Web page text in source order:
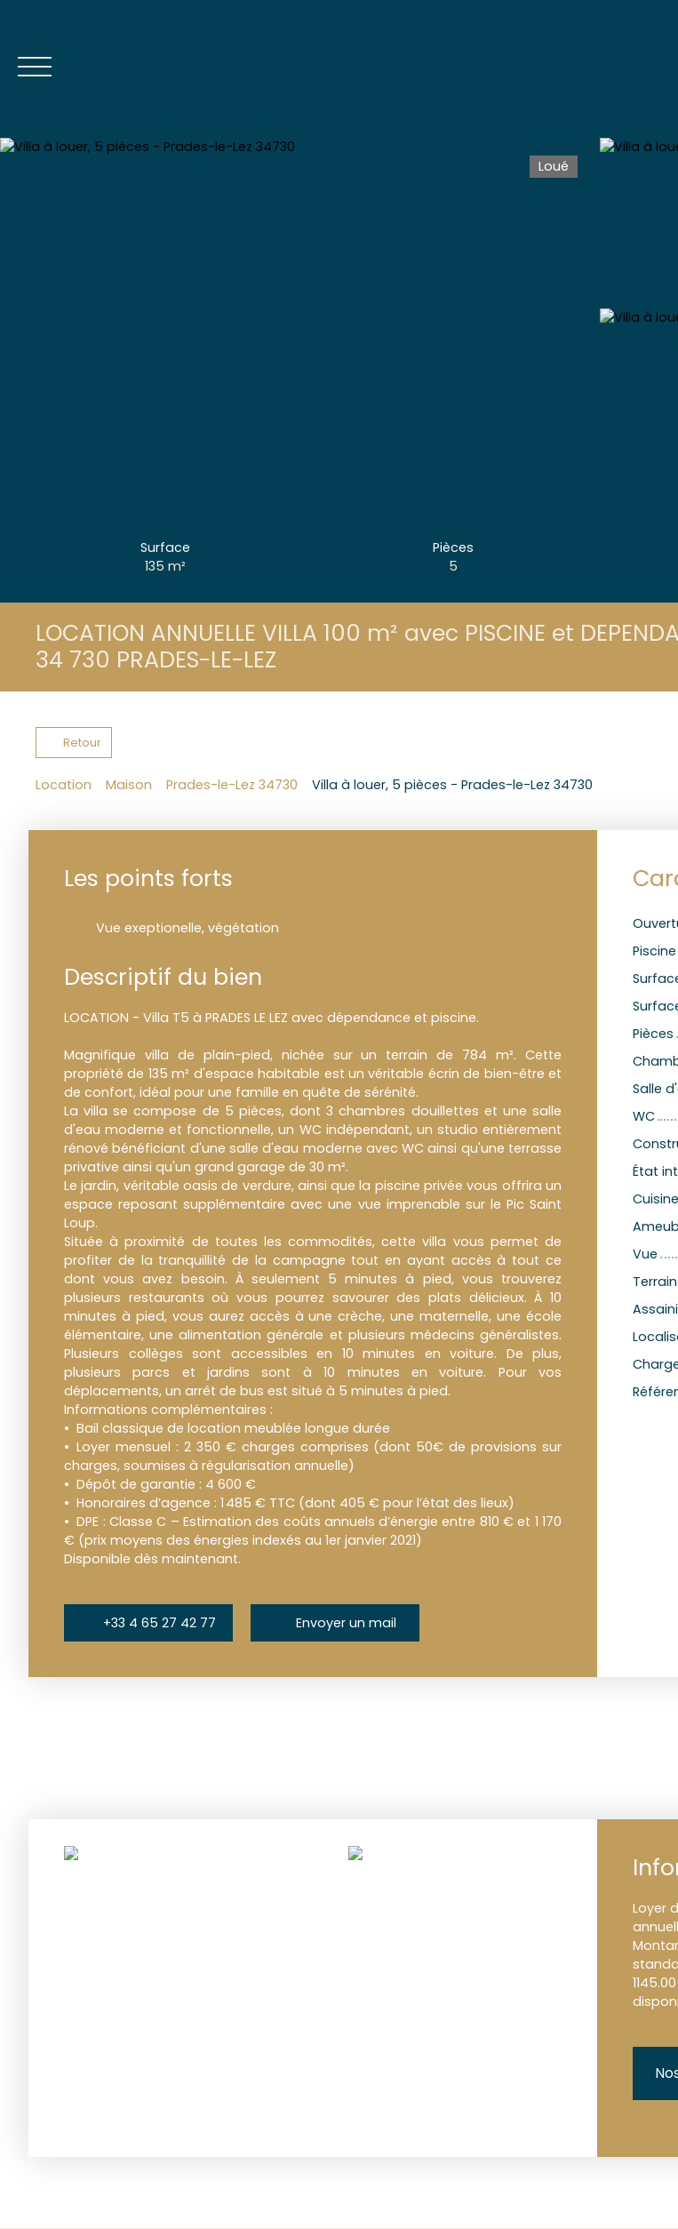
Acheter
Loué
Surface
135m²
Pièces
5
LOCATION ANNUELLE VILLA 100 m² avec PISCINE et
34 730 PRADES-LE-LEZ
Retour
Location Maison Prades-le-Lez 34730 Villa à louer, 5 pièces - Prades-le-Lez 34730
Les points forts
Vue exeptionelle, végétation
Descriptif du bien
LOCATION - Villa T5 à PRADES LE LEZ avec dépendance et piscine.
Magnifique villa de plain-pied, nichée sur un terrain de 784 m². Cette
propriété de 135 m² d'espace habitable est un véritable écrin de bien-être et
de confort, idéal pour une famille en quête de sérénité.
La villa se compose de 5 pièces, dont 3 chambres douillettes et une salle
d'eau moderne et fonctionnelle, un WC indépendant, un studio entièrement
rénové bénéficiant d'une salle d'eau moderne avec WC ainsi qu'une terrasse
privative ainsi qu'un grand garage de 30 m².
Le jardin, véritable oasis de verdure, ainsi que la piscine privée vous offrira un
espace reposant supplémentaire avec une vue imprenable sur le Pic Saint
Loup.
Située à proximité de toutes les commodités, cette villa vous permet de
profiter de la tranquillité de la campagne tout en ayant accès à tout ce
dont vous avez besoin. À seulement 5 minutes à pied, vous trouverez
plusieurs restaurants où vous pourrez savourer des plats délicieux. À 10
minutes à pied, vous aurez accès à une crèche, une maternelle, une école
élémentaire, une alimentation générale et plusieurs médecins généralistes.
Plusieurs collèges sont accessibles en 10 minutes en voiture. De plus,
plusieurs parcs et jardins sont à 10 minutes en voiture. Pour vos
déplacements, un arrêt de bus est situé à 5 minutes à pied.
Informations complémentaires :
Bail classique de location meublée longue durée
Loyer mensuel : 2 350 € charges comprises (dont 50€ de provisions sur
charges, soumises à régularisation annuelle)
Dépôt de garantie : 4 600 €
Honoraires d’agence : 1 485 € TTC (dont 405 € pour l’état des lieux)
DPE : Classe C – Estimation des coûts annuels d’énergie entre 810 € et 1 170
€ (prix moyens des énergies indexés au 1er janvier 2021)
Disponible dès maintenant.
+33 4 65 27 42 77 Envoyer un mail
Piscine
Pièces
Salle
WC
État
Cuisine
Vue
Terrain
Loyer